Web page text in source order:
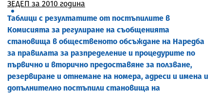
ЗЕДЕП за 2010 година
Таблици с резултатите от постъпилите в
Комисията за регулиране на съобщенията
становища в общественото обсъждане на Наредба
за правилата за разпределение и процедурите по
първично и вторично предоставяне за ползване,
резервиране и отнемане на номера, адреси и имена и
допълнително постъпили становища на